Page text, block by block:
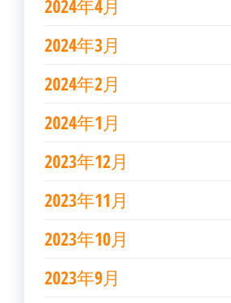
2024年4月
2024年3月
2024年2月
2024年1月
2023年12月
2023年11月
2023年10月
2023年9月